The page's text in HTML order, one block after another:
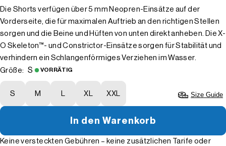
Die Shorts verfügen über 5 mm Neopren-Einsätze auf der
Vorderseite, die für maximalen Auftrieb an den richtigen Stellen
sorgen und die Beine und Hüften von unten direkt anheben. Die X-
O Skeleton™- und Constrictor-Einsätze sorgen für Stabilität und
verhindern ein Schlangenförmiges Verziehen im Wasser.
Größe:
S VORRÄTIG
S M L XL XXL Size Guide
In den Warenkorb
Keine versteckten Gebühren – keine zusätzlichen Tarife oder